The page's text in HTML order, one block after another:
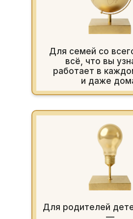
Для родителей
—
Для семей со
всё, что вы
работает в
и даже